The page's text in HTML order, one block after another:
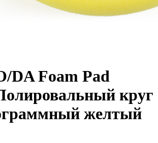
DA Foam Pad
круг
желтый